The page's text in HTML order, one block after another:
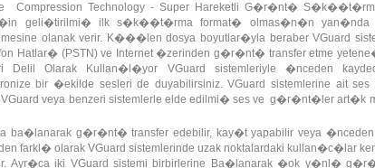
Compression Technology - Super Hareketli G�r�nt�
i�in geli�tirilmi� ilk s�k��t�rma format� olmas�n�n yan�nda
olanak verir. K���len dosya boyutlar�yla beraber VGuard
Hatlar� (PSTN) ve Internet �zerinden g�r�nt� transfer etme
Olarak Kullan�l�yor VGuard sistemleriyle �nceden
bir �ekilde sesleri de duyabilirsiniz. VGuard sistemlerine ait
veya benzeri sistemlerle elde edilmi� ses ve g�r�nt�ler art�k
ba�lanarak g�r�nt� transfer edebilir, kay�t yapabilir veya
farkl� olarak VGuard sistemlerinde uzak noktalardaki kullan�c�lar
Ayr�ca iki VGuard sistemi birbirlerine Ba�lanarak �ok y�nl�